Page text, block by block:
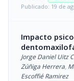
Publicado: 19 de
Impacto
Jorge Daniel Uitz
Zúñiga Herrera,
Escoffié Ramirez